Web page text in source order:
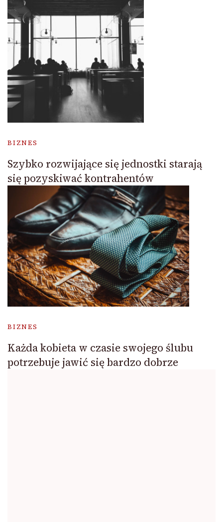
BIZNES
Szybko rozwijające się jednostki starają
się pozyskiwać kontrahentów
BIZNES
Każda kobieta w czasie swojego ślubu
potrzebuje jawić się bardzo dobrze